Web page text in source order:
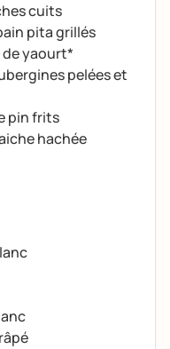
cuits
pita grillés
de yaourt*
pelées et
pin frits
hachée